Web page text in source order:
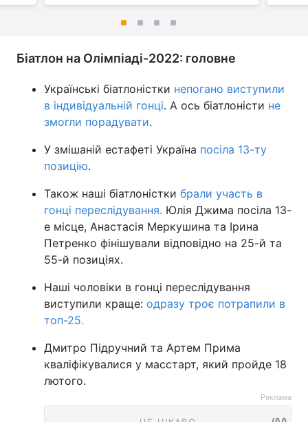
Біатлон на Олімпіаді-2022: головне
Українські біатлоністки непогано виступили
в індивідуальній гонці. А ось біатлоністи не
змогли порадувати.
У змішаній естафеті Україна посіла 13-ту
позицію.
Також наші біатлоністки брали участь в
гонці переслідування. Юлія Джима посіла 13-
е місце, Анастасія Меркушина та Ірина
Петренко фінішували відповідно на 25-й та
55-й позиціях.
Наші чоловіки в гонці переслідування
виступили краще: одразу троє потрапили в
топ-25.
Дмитро Підручний та Артем Прима
кваліфікувалися у масстарт, який пройде 18
лютого.
Реклама